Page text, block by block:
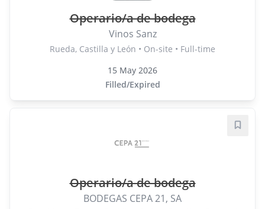
Operario/a de bodega
Vinos Sanz
Rueda, Castilla y León • On-site • Full-time
15 May 2026
Filled/Expired
Operario/a de bodega
BODEGAS CEPA 21, SA
Save